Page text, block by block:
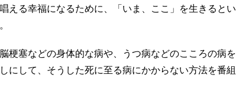
える幸福になるために、「いま、ここ」を生きるとい
梗塞などの身体的な病や、うつ病などのこころの病を
にして、そうした死に至る病にかからない方法を番組